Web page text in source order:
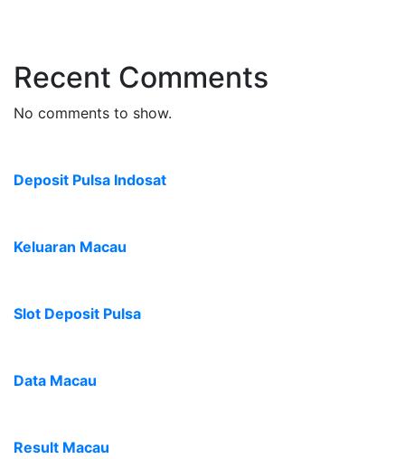
Recent Comments
No comments to show.
Deposit Pulsa Indosat
Keluaran Macau
Slot Deposit Pulsa
Data Macau
Result Macau